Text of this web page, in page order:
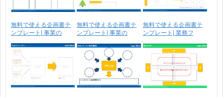
無料で使える企画書テ
ンプレート| 事業の
無料で使える企画書テ
ンプレート| 事業の
無料で使える企画書テ
ンプレート| 業務フ